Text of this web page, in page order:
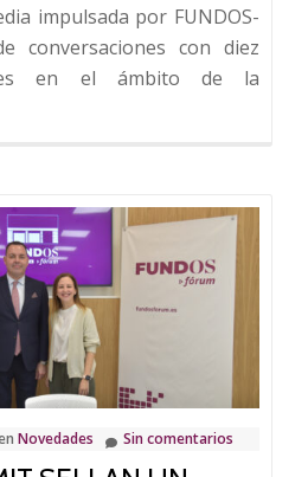
impulsada por FUNDOS-
conversaciones con diez
en el ámbito de la
Novedades Sin comentarios